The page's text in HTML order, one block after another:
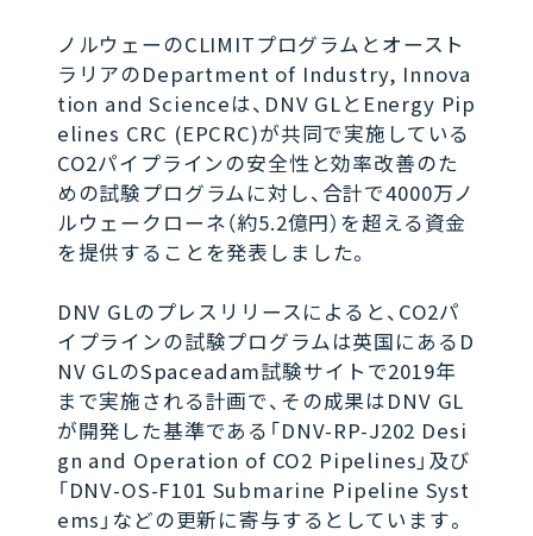
ノルウェーのCLIMITプログラムとオースト
ラリアのDepartment of Industry, Innova
tion and Scienceは、DNV GLとEnergy Pip
elines CRC (EPCRC)が共同で実施している
CO2パイプラインの安全性と効率改善のた
めの試験プログラムに対し、合計で4000万ノ
ルウェークローネ（約5.2億円）を超える資金
を提供することを発表しました。
DNV GLのプレスリリースによると、CO2パ
イプラインの試験プログラムは英国にあるD
NV GLのSpaceadam試験サイトで2019年
まで実施される計画で、その成果はDNV GL
が開発した基準である「DNV-RP-J202 Desi
gn and Operation of CO2 Pipelines」及び
「DNV-OS-F101 Submarine Pipeline Syst
ems」などの更新に寄与するとしています。